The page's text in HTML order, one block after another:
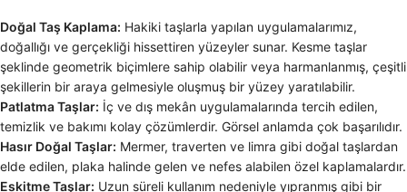
Doğal Taş Kaplama: Hakiki taşlarla yapılan uygulamalarımız,
doğallığı ve gerçekliği hissettiren yüzeyler sunar. Kesme taşlar
şeklinde geometrik biçimlere sahip olabilir veya harmanlanmış, çeşitli
şekillerin bir araya gelmesiyle oluşmuş bir yüzey yaratılabilir.
Patlatma Taşlar: İç ve dış mekân uygulamalarında tercih edilen,
temizlik ve bakımı kolay çözümlerdir. Görsel anlamda çok başarılıdır.
Hasır Doğal Taşlar: Mermer, traverten ve limra gibi doğal taşlardan
elde edilen, plaka halinde gelen ve nefes alabilen özel kaplamalardır.
Eskitme Taşlar: Uzun süreli kullanım nedeniyle yıpranmış gibi bir